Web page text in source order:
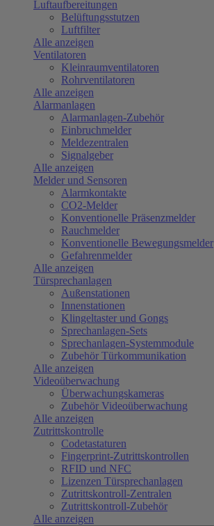
Luftaufbereitungen
Belüftungsstutzen
Luftfilter
Alle anzeigen
Ventilatoren
Kleinraumventilatoren
Rohrventilatoren
Alle anzeigen
Alarmanlagen
Alarmanlagen-Zubehör
Einbruchmelder
Meldezentralen
Signalgeber
Alle anzeigen
Melder und Sensoren
Alarmkontakte
CO2-Melder
Konventionelle Präsenzmelder
Rauchmelder
Konventionelle Bewegungsmelder
Gefahrenmelder
Alle anzeigen
Türsprechanlagen
Außenstationen
Innenstationen
Klingeltaster und Gongs
Sprechanlagen-Sets
Sprechanlagen-Systemmodule
Zubehör Türkommunikation
Alle anzeigen
Videoüberwachung
Überwachungskameras
Zubehör Videoüberwachung
Alle anzeigen
Zutrittskontrolle
Codetastaturen
Fingerprint-Zutrittskontrollen
RFID und NFC
Lizenzen Türsprechanlagen
Zutrittskontroll-Zentralen
Zutrittskontroll-Zubehör
Alle anzeigen